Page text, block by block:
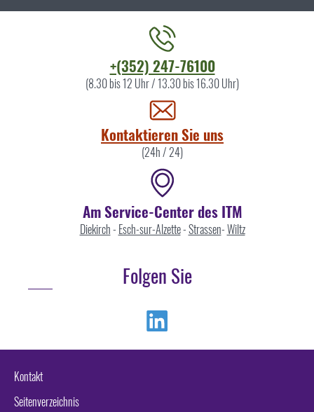
+(352) 247-76100
(8.30 bis 12 Uhr / 13.30 bis 16.30 Uhr)
Kontaktieren Sie uns
(24h / 24)
Am Service-Center des ITM
Diekirch- Esch-sur-Alzette-Strassen-Wiltz
Folgen Sie
Kontakt
Seitenverzeichnis